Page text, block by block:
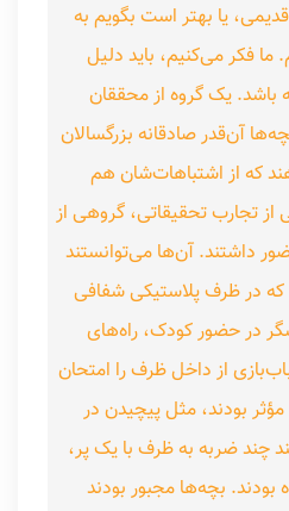
یا بهتر است بگویم به
فکر می‌کنیم، باید دلیل
باشد. یک گروه از محققان
آن‌قدر صادقانه بزرگسالان
که از اشتباهات‌شان هم
از تجارب تحقیقاتی، گروهی از
داشتند. آن‌ها می‌توانستند
که در ظرف پلاستیکی شفافی
در حضور کودک، راه‌های
از داخل ظرف را امتحان
بودند، مثل پیچیدن در
چند ضربه به ظرف با یک پر،
بودند. بچه‌ها مجبور بودند